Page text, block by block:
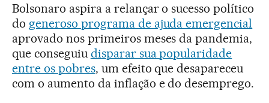
Bolsonaro aspira a relançar o sucesso político
do generoso programa de ajuda emergencial
aprovado nos primeiros meses da pandemia,
que conseguiu disparar sua popularidade
entre os pobres, um efeito que desapareceu
com o aumento da inflação e do desemprego.